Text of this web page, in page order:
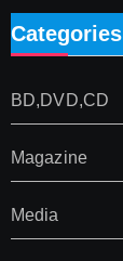
Categories
BD,DVD,CD
Magazine
Media